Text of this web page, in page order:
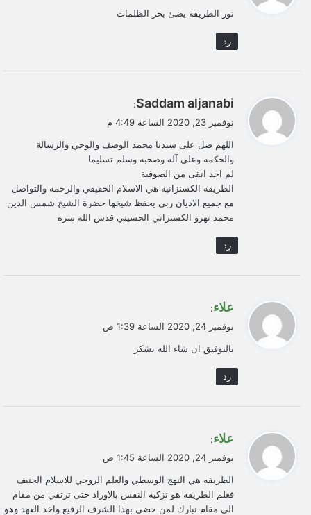
ل
نور الطريقة يضئ بحر الظلمات
رد
ي
ل
Saddam aljanabi
:
نوفمبر 23, 2020 الساعة 4:49 م
اللهم صل على سيدنا محمد الوصف والوحي والرسالة
والحكمه وعلى آله وصحبه وسلم تسليما
لم اجد انقى من الصوفية
الطريقة الكسنزانية هي الاسلام الحقيقي والرحمة والتواصل
مع جميع الاديان ربي يحفظ شيخها حضرة الشيخ شمس الدين
محمد نهرو الكسنزاني الحسيني قدس الله سره
رد
ي
ل
علاء:
نوفمبر 24, 2020 الساعة 1:39 ص
بالتوفيق ان شاء الله نشكر
رد
ي
ل
علاء:
نوفمبر 24, 2020 الساعة 1:45 ص
الطريقه هي النهج الوسطي والعلم الروحي للاسلام الحنيف
فعلم الطريقه هو تزكية النفس بالاوراد حتى ترتقي من مقام
الى مقام نبارك لمن حضى بهذا الشرف الرفيع واخذ العهد وهو